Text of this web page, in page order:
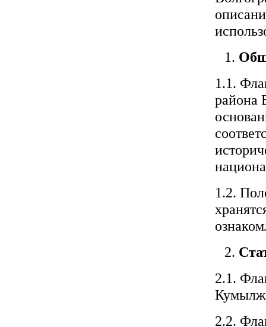
1.1.
района
1.2.
2.1.
2.2.